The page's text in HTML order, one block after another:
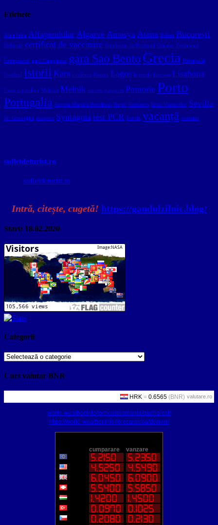
Etichete
Alba Iulia Alfapendular Algarve Amasya Atena Belem București
Bulgaria certificat de vaccinare Comboios de Portugal Crăciun Ferdinand
Întregitorul gara Campanha gara Sao Bento Grecia Hierapolis
Istanbul istorii Kars kavârma Konya Lagos legende lipscani Lisabona
Lupa capitolina Makaza Melnik muzeu pașaport Pomorie Porto
Portugalia Regina Maria a României Rojen Romaero Roza Vânturilor Sevilla
Sf. Gheorghe shopska Syntagma test PCR Turcia vacanță veterani
sufletdeturist.ro
sufletdeturist.ro
Intră, citește, cugetă! https://gandulzilnic.blog/
Start: 18.02.2020
Categorii
Categorii
Curs valutar BNR
valutare.ro
world-weather.info/forecast/romania/bucharest/
https://world-weather.info/forecast/usa/denver/